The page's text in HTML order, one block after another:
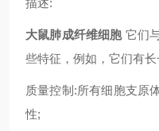
描述:
大鼠肺成纤维细胞它们
些特征，例如，它们有长
质量控制:所有细胞支原
性;